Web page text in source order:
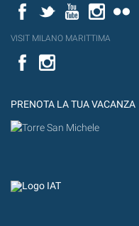
FacebookTwitterYouTube
VISIT MILANO MARITTIMA
Facebook
PRENOTA LA TUA VACANZA